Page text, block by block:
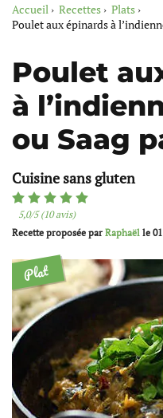
Accueil Recettes
Plats
Poulet aux épinards à
Poulet
à
ou Saag
Cuisine sans gluten
5,0/5 (10 avis)
Recette proposée par Raphaël le
Plat